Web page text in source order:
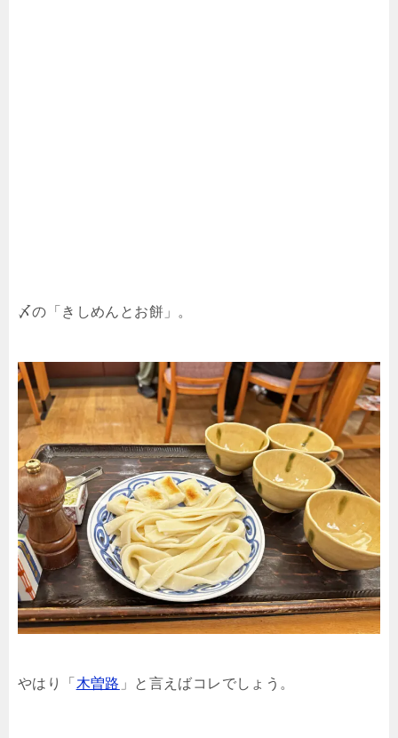
〆の「きしめんとお餅」。
やはり「 木曽路 」と言えばコレでしょう。